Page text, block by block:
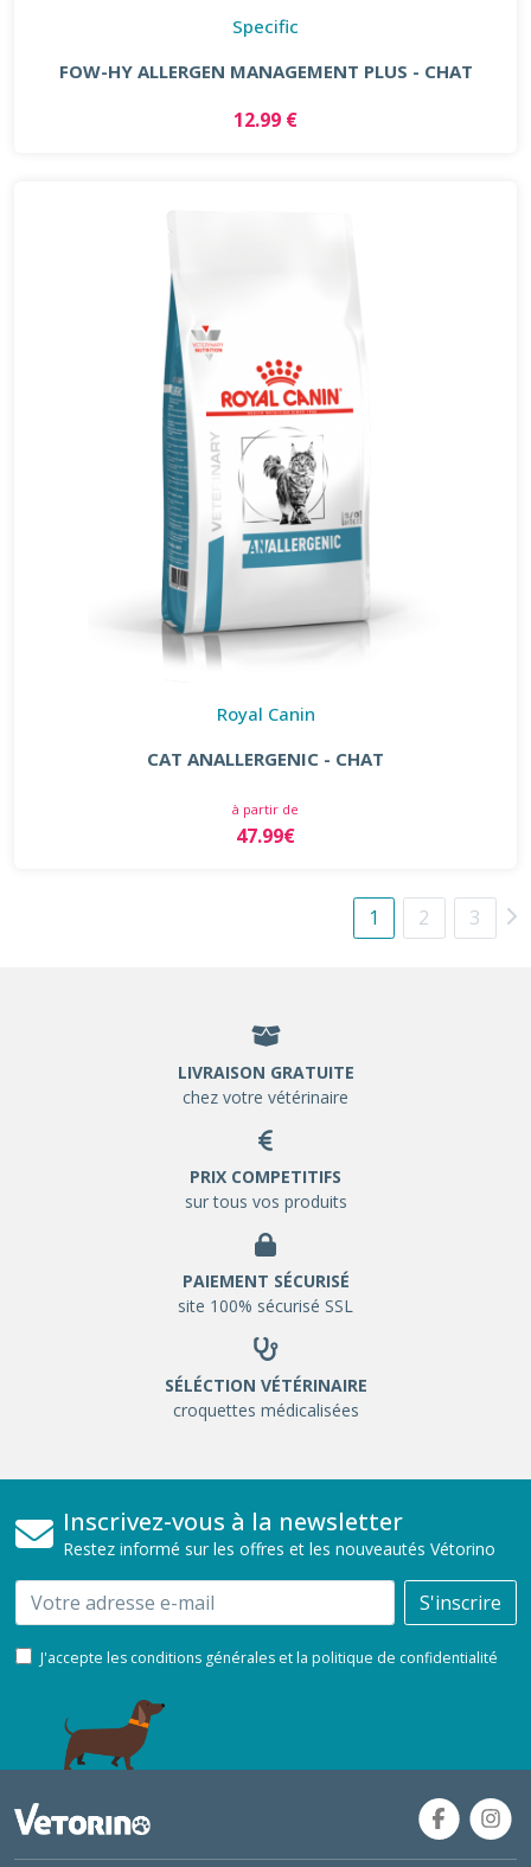
Specific
FOW-HY ALLERGEN MANAGEMENT PLUS - CHAT
12.99 €
Royal Canin
CAT ANALLERGENIC - CHAT
à partir de
47.99€
1 2 3
LIVRAISON GRATUITE
chez votre vétérinaire
PRIX COMPETITIFS
sur tous vos produits
PAIEMENT SÉCURISÉ
site 100% sécurisé SSL
SÉLÉCTION VÉTÉRINAIRE
croquettes médicalisées
Inscrivez-vous à la newsletter
Restez informé sur les offres et les nouveautés Vétorino
Email S'inscrire
J'accepte les conditions générales et la politique de confidentialité